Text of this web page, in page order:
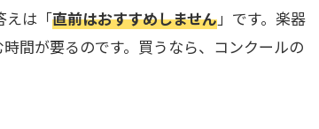
えは「直前はおすすめしません」です。楽器
間が要るのです。買うなら、コンクールの